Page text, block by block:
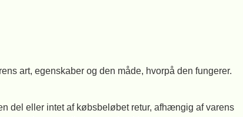
art, egenskaber og den måde, hvorpå den fungerer.
del eller intet af købsbeløbet retur, afhængig af varens